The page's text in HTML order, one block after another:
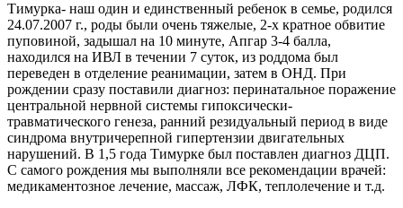
Тимурка- наш один и единственный ребенок в семье, родился
24.07.2007 г., роды были очень тяжелые, 2-х кратное обвитие
пуповиной, задышал на 10 минуте, Апгар 3-4 балла,
находился на ИВЛ в течении 7 суток, из роддома был
переведен в отделение реанимации, затем в ОНД. При
рождении сразу поставили диагноз: перинатальное поражение
центральной нервной системы гипоксически-
травматического генеза, ранний резидуальный период в виде
синдрома внутричерепной гипертензии двигательных
нарушений. В 1,5 года Тимурке был поставлен диагноз ДЦП.
С самого рождения мы выполняли все рекомендации врачей:
медикаментозное лечение, массаж, ЛФК, теплолечение и т.д.